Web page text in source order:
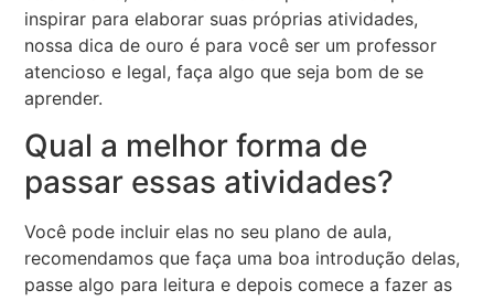
inspirar para elaborar suas próprias atividades,
nossa dica de ouro é para você ser um professor
atencioso e legal, faça algo que seja bom de se
aprender.
Qual a melhor forma de
passar essas atividades?
Você pode incluir elas no seu plano de aula,
recomendamos que faça uma boa introdução delas,
passe algo para leitura e depois comece a fazer as